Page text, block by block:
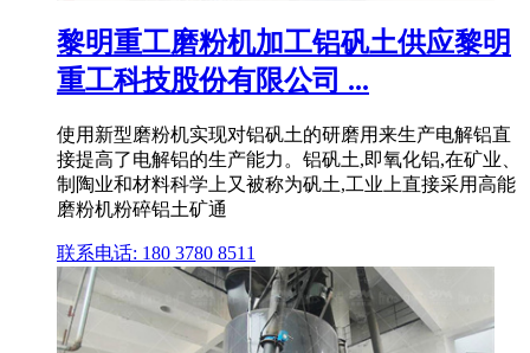
黎明重工磨粉机加工铝矾土供应黎明
重工科技股份有限公司 ...
使用新型磨粉机实现对铝矾土的研磨用来生产电解铝直
接提高了电解铝的生产能力。铝矾土,即氧化铝,在矿业、
制陶业和材料科学上又被称为矾土,工业上直接采用高能
磨粉机粉碎铝土矿通
联系电话: 180 3780 8511